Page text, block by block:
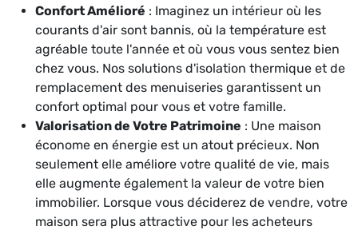
Confort Amélioré : Imaginez un intérieur où les
courants d'air sont bannis, où la température est
agréable toute l'année et où vous vous sentez bien
chez vous. Nos solutions d'isolation thermique et de
remplacement des menuiseries garantissent un
confort optimal pour vous et votre famille.
Valorisation de Votre Patrimoine : Une maison
économe en énergie est un atout précieux. Non
seulement elle améliore votre qualité de vie, mais
elle augmente également la valeur de votre bien
immobilier. Lorsque vous déciderez de vendre, votre
maison sera plus attractive pour les acheteurs